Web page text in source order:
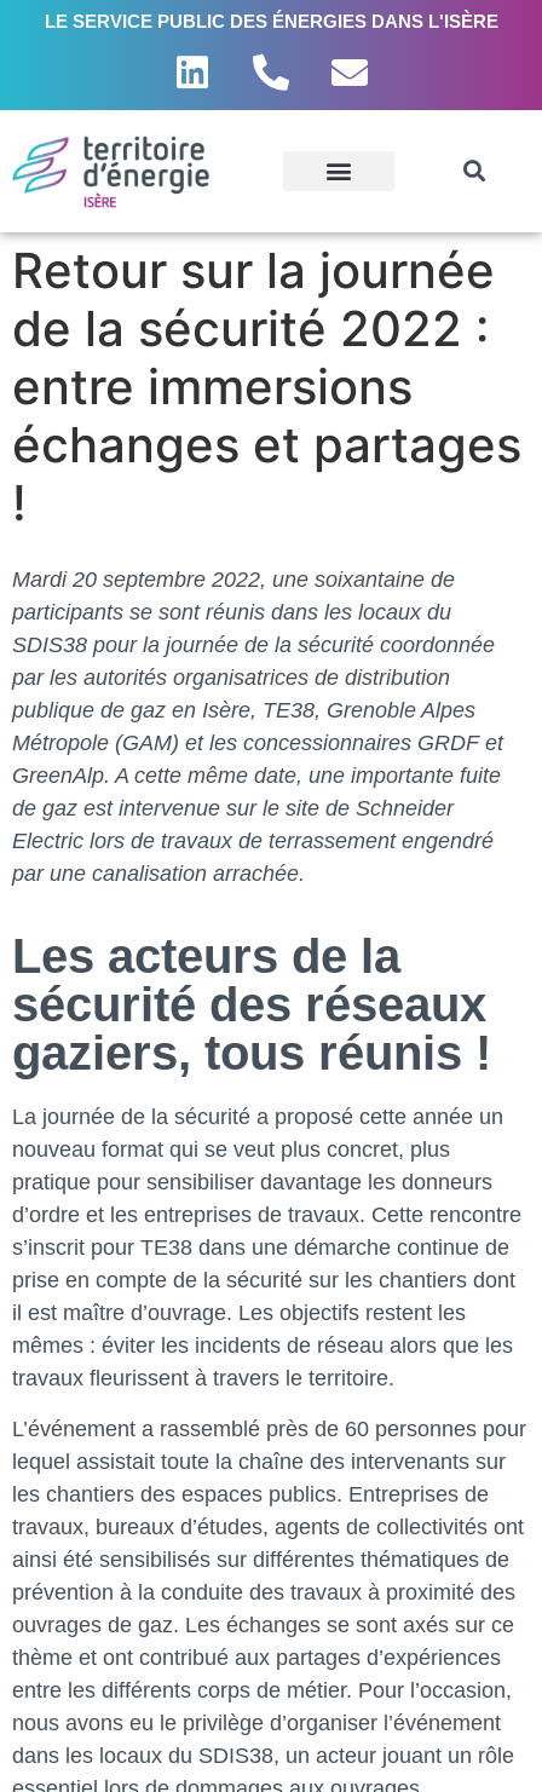
LE SERVICE PUBLIC DES ÉNERGIES DANS L'ISÈRE
Retour sur la journée
de la sécurité 2022 :
entre immersions
échanges et partages
!
Mardi 20 septembre 2022, une soixantaine de
participants se sont réunis dans les locaux du
SDIS38 pour la journée de la sécurité coordonnée
par les autorités organisatrices de distribution
publique de gaz en Isère, TE38, Grenoble Alpes
Métropole (GAM) et les concessionnaires GRDF et
GreenAlp. A cette même date, une importante fuite
de gaz est intervenue sur le site de Schneider
Electric lors de travaux de terrassement engendré
par une canalisation arrachée.
Les acteurs de la
sécurité des réseaux
gaziers, tous réunis !
La journée de la sécurité a proposé cette année un
nouveau format qui se veut plus concret, plus
pratique pour sensibiliser davantage les donneurs
d’ordre et les entreprises de travaux. Cette rencontre
s’inscrit pour TE38 dans une démarche continue de
prise en compte de la sécurité sur les chantiers dont
il est maître d’ouvrage. Les objectifs restent les
mêmes : éviter les incidents de réseau alors que les
travaux fleurissent à travers le territoire.
L’événement a rassemblé près de 60 personnes pour
lequel assistait toute la chaîne des intervenants sur
les chantiers des espaces publics. Entreprises de
travaux, bureaux d’études, agents de collectivités ont
ainsi été sensibilisés sur différentes thématiques de
prévention à la conduite des travaux à proximité des
ouvrages de gaz. Les échanges se sont axés sur ce
thème et ont contribué aux partages d’expériences
entre les différents corps de métier. Pour l’occasion,
nous avons eu le privilège d’organiser l’événement
dans les locaux du SDIS38, un acteur jouant un rôle